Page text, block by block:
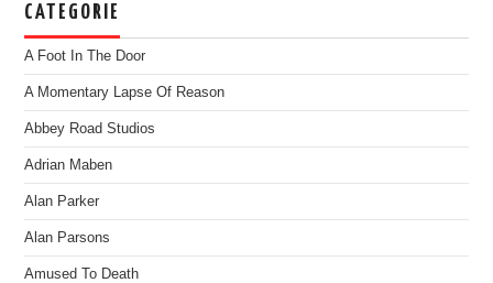
CATEGORIE
A Foot In The Door
A Momentary Lapse Of Reason
Abbey Road Studios
Adrian Maben
Alan Parker
Alan Parsons
Amused To Death